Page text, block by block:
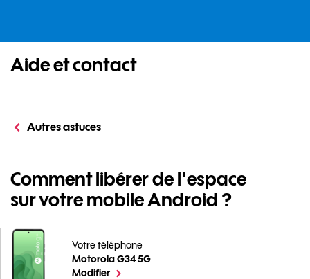
Aide et contact
Autres astuces
Comment libérer de l'espace
sur votre mobile Android ?
Votre téléphone
Motorola G34 5G
Comment libérer de l'espace sur votre mobile
Modifierle téléphone sélectionné